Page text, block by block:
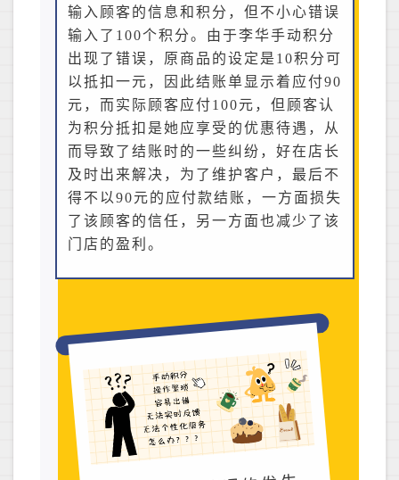
输入顾客的信息和积分，但不小心错误
输入了100个积分。由于李华手动积分
出现了错误，原商品的设定是10积分可
以抵扣一元，因此结账单显示着应付90
元，而实际顾客应付100元，但顾客认
为积分抵扣是她应享受的优惠待遇，从
而导致了结账时的一些纠纷，好在店长
及时出来解决，为了维护客户，最后不
得不以90元的应付款结账，一方面损失
了该顾客的信任，另一方面也减少了该
门店的盈利。
​